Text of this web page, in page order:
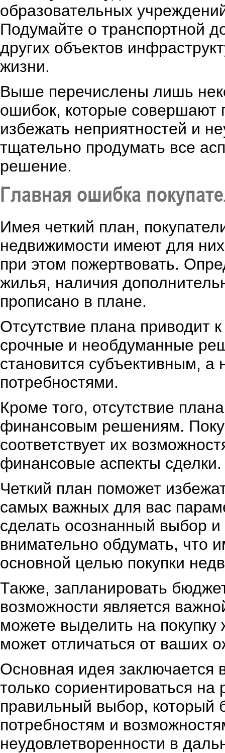
образовательных
Подумайте о транспортной
других объектов
жизни.
Выше перечислены лишь
ошибок, которые совершают
избежать неприятностей и
тщательно продумать все
решение.
Главная ошибка
Имея четкий план,
недвижимости имеют для
при этом пожертвовать.
жилья, наличия
прописано в плане.
Отсутствие плана приводит
срочные и необдуманные
становится субъективным,
потребностями.
Кроме того, отсутствие
финансовым решениям.
соответствует их
финансовые аспекты сделки.
Четкий план поможет
самых важных для вас
сделать осознанный выбор
внимательно обдумать, что
основной целью покупки
Также, запланировать
возможности является
можете выделить на покупку
может отличаться от ваших
Основная идея заключается
только сориентироваться
правильный выбор, который
потребностям и
неудовлетворенности в